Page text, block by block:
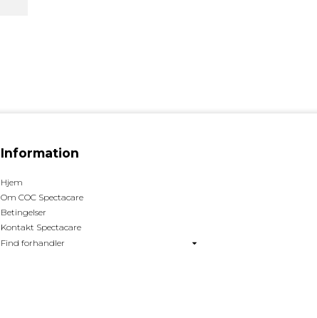
Information
Hjem
Om COC Spectacare
Betingelser
Kontakt Spectacare
Find forhandler